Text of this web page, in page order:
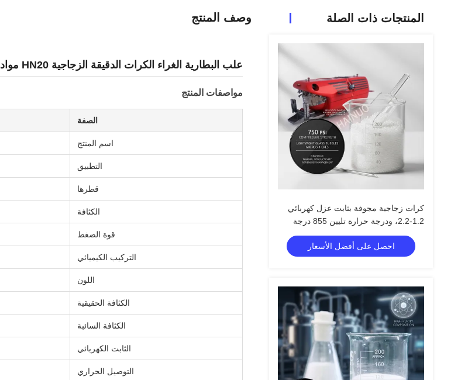
المنتجات ذات الصلة
كرات زجاجية مجوفة بثابت عزل كهربائي
1.2-2.2، ودرجة حرارة تليين 855 درجة
مئوية، ونطاق حجم من 10 إلى 250
ميكرون للحشوات خفيفة الوزن
احصل على أفضل الأسعار
وصف المنتج
علب البطارية الغراء الكرات الدقيقة الزجاجية HN20 مواد الختم الهيكلية
مواصفات المنتج
الصفة
اسم المنتج
التطبيق
قطرها
الكثافة
قوة الضغط
التركيب الكيميائي
اللون
الكثافة الحقيقية
الكثافة السائبة
الثابت الكهربائي
التوصيل الحراري